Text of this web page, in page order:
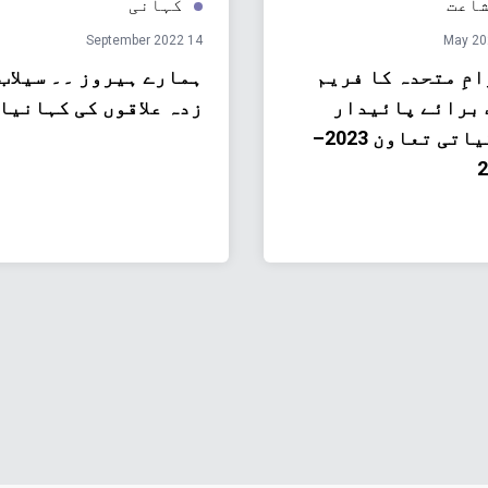
متحدہ کا فریم
برائے پائیدار
ترقیاتی تعاون 2023–
کہانی
14 September 2022
ہمارے ہیروز ۔۔
زدہ علاقوں کی